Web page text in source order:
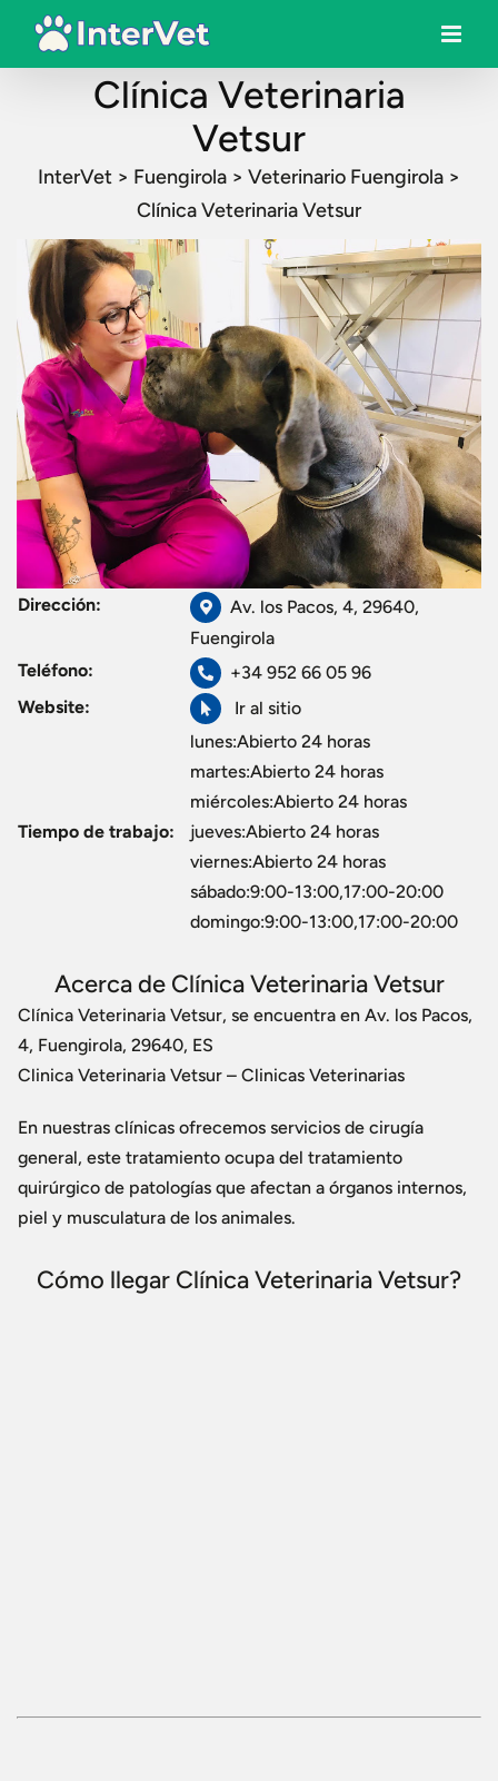
Clínica Veterinaria
Vetsur
InterVet > Fuengirola > Veterinario Fuengirola >
Clínica Veterinaria Vetsur
Dirección:
Av. los Pacos, 4, 29640,
Fuengirola
Teléfono:
+34 952 66 05 96
Website:
Ir al sitio
Tiempo de trabajo:
lunes:Abierto 24 horas
martes:Abierto 24 horas
miércoles:Abierto 24 horas
jueves:Abierto 24 horas
viernes:Abierto 24 horas
sábado:9:00-13:00,17:00-20:00
domingo:9:00-13:00,17:00-20:00
Acerca de Clínica Veterinaria Vetsur
Clínica Veterinaria Vetsur, se encuentra en Av. los Pacos,
4, Fuengirola, 29640, ES
Clinica Veterinaria Vetsur – Clinicas Veterinarias
En nuestras clínicas ofrecemos servicios de cirugía
general, este tratamiento ocupa del tratamiento
quirúrgico de patologías que afectan a órganos internos,
piel y musculatura de los animales.
Cómo llegar Clínica Veterinaria Vetsur?